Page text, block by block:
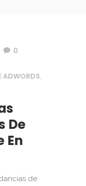
0
ADWORDS,
De
En
de